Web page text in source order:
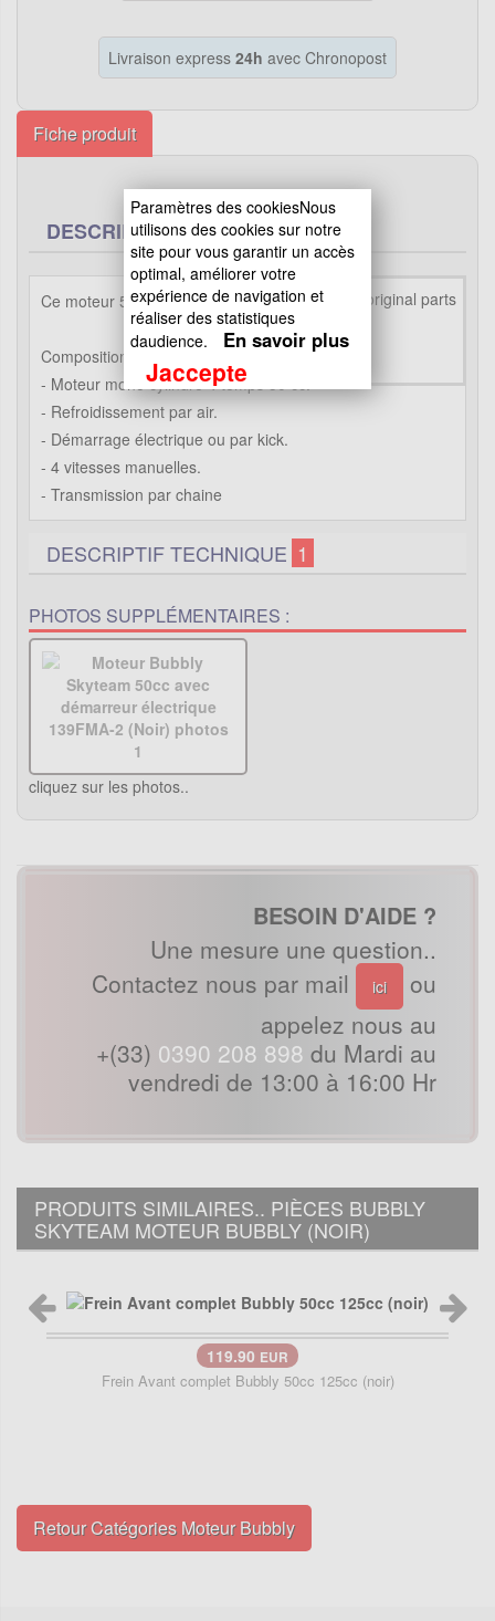
Livraison express 24h avec Chronopost
Fiche produit
DESCRIPTION
Ce moteur 50cc est destiné aux Bubbly .
Composition :
- Moteur mono cylindre 4 temps 50 cc.
- Refroidissement par air.
- Démarrage électrique ou par kick.
- 4 vitesses manuelles.
- Transmission par chaine
DESCRIPTIF TECHNIQUE 1
PHOTOS SUPPLÉMENTAIRES :
cliquez sur les photos..
BESOIN D'AIDE ?
Une mesure une question..
Contactez nous par mail
ici
ou
appelez nous au
+(33) 0390 208 898 du Mardi au
vendredi de 13:00 à 16:00 Hr
PRODUITS SIMILAIRES.. PIÈCES BUBBLY
SKYTEAM MOTEUR BUBBLY (NOIR)
119.90 EUR
Frein Avant complet Bubbly 50cc 125cc (noir)
Retour Catégories Moteur Bubbly
Paramètres des cookiesNous
utilisons des cookies sur notre
site pour vous garantir un accès
optimal, améliorer votre
expérience de navigation et
réaliser des statistiques
daudience.
En savoir plus
Jaccepte